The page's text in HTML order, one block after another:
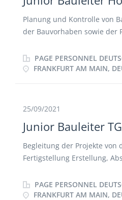
Planung und Kontrolle von
der Bauvorhaben sowie der
Termin- und
Qualitäts- und
PAGE PERSONNEL
FRANKFURT AM MAIN,
25/09/2021
Junior Bauleiter
Begleitung der Projekte von
Fertigstellung Erstellung,
Gebäudeaus­rüs­tung­en,
Heizungs-, Sanitär und
PAGE PERSONNEL
FRANKFURT AM MAIN,